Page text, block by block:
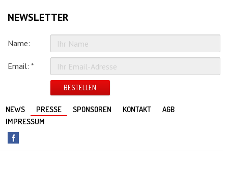
NEWSLETTER
Name:
Email: *
BESTELLEN
NEWS PRESSE SPONSOREN KONTAKT
AGB
IMPRESSUM